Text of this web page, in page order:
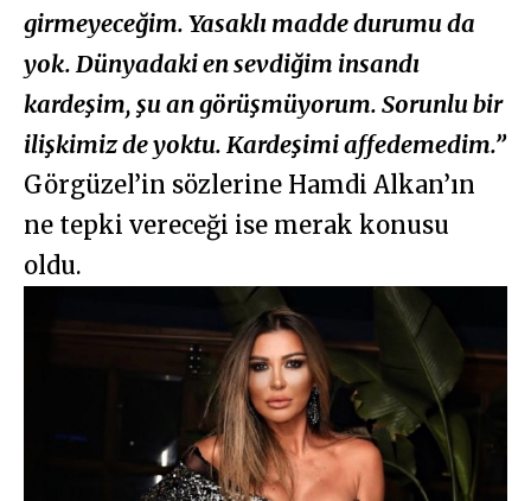
girmeyeceğim. Yasaklı madde durumu da
yok. Dünyadaki en sevdiğim insandı
kardeşim, şu an görüşmüyorum. Sorunlu bir
ilişkimiz de yoktu. Kardeşimi affedemedim.”
Görgüzel’in sözlerine Hamdi Alkan’ın
ne tepki vereceği ise merak konusu
oldu.